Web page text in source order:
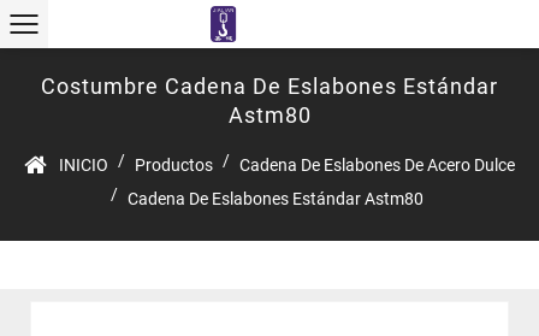
Costumbre Cadena De Eslabones Estándar
Astm80
INICIO / Productos / Cadena De Eslabones De Acero Dulce
/ Cadena De Eslabones Estándar Astm80